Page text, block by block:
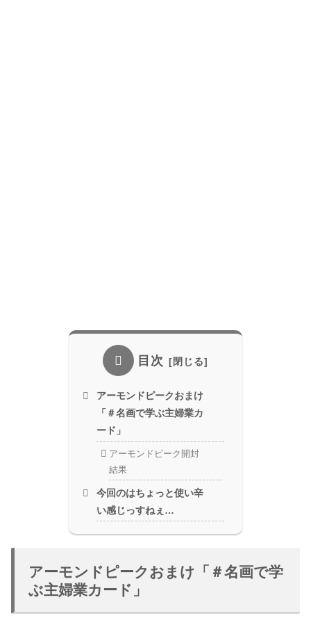
目次
アーモンドピークおまけ
「＃名画で学ぶ主婦業カ
ード」
アーモンドピーク開封
結果
今回のはちょっと使い辛
い感じっすねぇ…
アーモンドピークおまけ「＃名画で学
ぶ主婦業カード」